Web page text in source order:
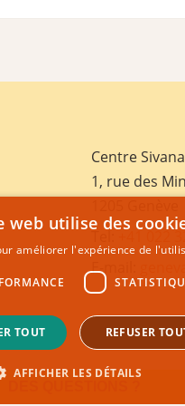
Centre
1, rue des
E-mail:
web utilise des
améliorer l'expérience de
TOUT REFUSER
AFFICHER LES DÉTAILS